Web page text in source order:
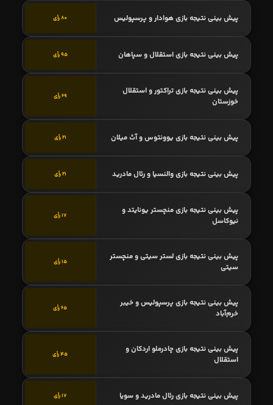
پیش بینی نتیجه بازی هوادار و پرسپولیس 80 رأی
پیش بینی نتیجه بازی استقلال و سپاهان 95 رأی
پیش بینی نتیجه بازی تراکتور و استقلال
خوزستان
69 رأی
پیش بینی نتیجه بازی یوونتوس و آث میلان 21 رأی
پیش بینی نتیجه بازی والنسیا و رئال مادرید 21 رأی
پیش بینی نتیجه بازی منچستر یونایتد و
نیوکاسل
17 رأی
پیش بینی نتیجه بازی لستر سیتی و منچستر
سیتی
15 رأی
پیش بینی نتیجه بازی پرسپولیس و خیبر
خرم‌آباد
65 رأی
پیش بینی نتیجه بازی چادرملو اردکان و
استقلال
45 رأی
پیش بینی نتیجه بازی رئال مادرید و سویا 17 رأی